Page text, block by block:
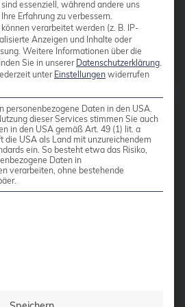
Christoph Berg
für
unserer PostgreSQL®-
die Appliance stand
in der Version 1.5 zur
essenziell, während andere uns
Erfahrung zu verbessern.
verarbeitet werden (z. B. IP-
Anzeigen und Inhalte oder
Weitere Informationen über die
Sie in unserer Datenschutzerklärung.
unter Einstellungen widerrufen
personenbezogene Daten in den USA.
dieser Services stimmen Sie auch
in den USA gemäß Art. 49 (1) lit. a
die USA als Land mit unzureichendem
ein. So besteht etwa das Risiko,
Daten in
verarbeiten, ohne bestehende
der Service-Gruppen, für die